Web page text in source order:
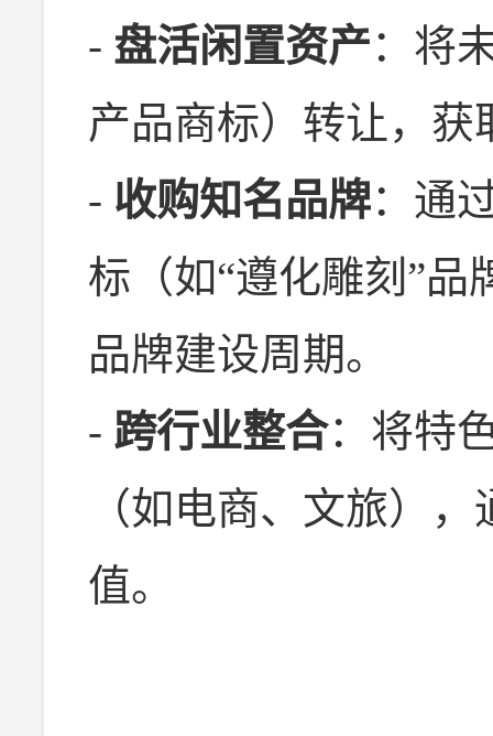
- 盘活闲置资产：将
产品商标）转让，
- 收购知名品牌：通
标（如“遵化雕刻”
品牌建设周期。
- 跨行业整合：将特
（如电商、文旅）
值。